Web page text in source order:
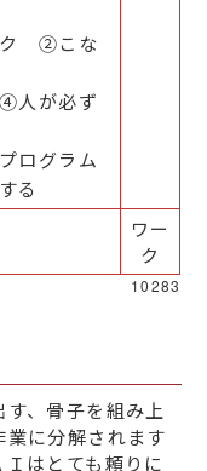
ク ②こな
人が必ず
ログラム
る
ワー
ク
10283
、骨子を組み上
に分解されます
はとても頼りに